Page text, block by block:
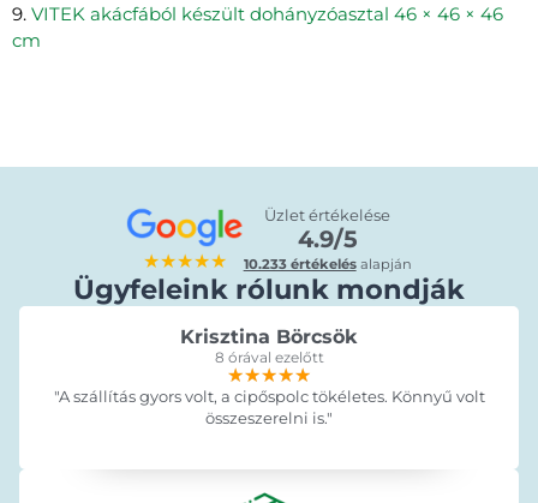
9. VITEK akácfából készült dohányzóasztal 46 × 46 × 46
cm
★★★★★
Üzlet értékelése
4.9/5
10.233 értékelésalapján
Ügyfeleink rólunk mondják
Krisztina Börcsök
8 órával ezelőtt
★★★★★
★★★★★
★★★★★
"A szállítás gyors volt, a cipőspolc tökéletes. Könnyű volt
összeszerelni is."